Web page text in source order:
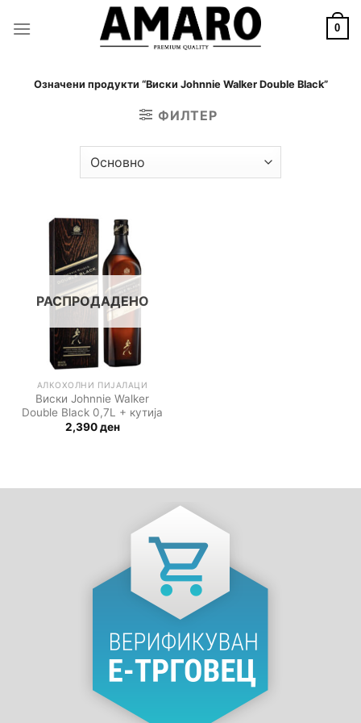
0
Означени продукти “Виски Johnnie Walker Double Black”
ФИЛТЕР
РАСПРОДАДЕНО
АЛКОХОЛНИ ПИЈАЛАЦИ
Виски Johnnie Walker
Double Black 0,7L + кутија
2,390ден